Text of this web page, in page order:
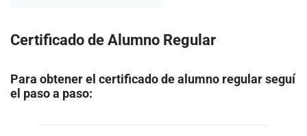
Certificado de Alumno Regular
Para obtener el certificado de alumno regular seguí
el paso a paso: